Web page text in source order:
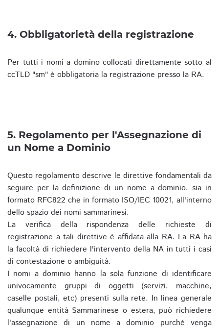
4. Obbligatorietà della registrazione
Per tutti i nomi a domino collocati direttamente sotto al
ccTLD "sm" è obbligatoria la registrazione presso la RA.
5. Regolamento per l'Assegnazione di
un Nome a Dominio
Questo regolamento descrive le direttive fondamentali da
seguire per la definizione di un nome a dominio, sia in
formato RFC822 che in formato ISO/IEC 10021, all'interno
dello spazio dei nomi sammarinesi.
La verifica della rispondenza delle richieste di
registrazione a tali direttive è affidata alla RA. La RA ha
la facoltà di richiedere l'intervento della NA in tutti i casi
di contestazione o ambiguità.
I nomi a dominio hanno la sola funzione di identificare
univocamente gruppi di oggetti (servizi, macchine,
caselle postali, etc) presenti sulla rete. In linea generale
qualunque entità Sammarinese o estera, può richiedere
l'assegnazione di un nome a dominio purchè venga